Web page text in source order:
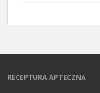
RECEPTURA APTECZNA